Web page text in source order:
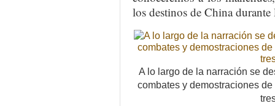
los destinos de China
A lo largo de la narración se
combates y demostraciones